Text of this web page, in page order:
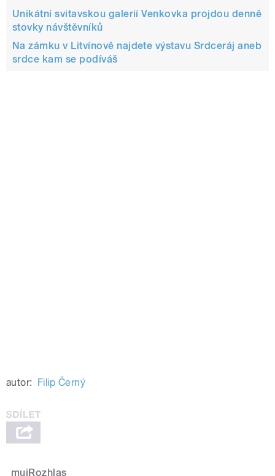
Unikátní svitavskou galerií Venkovka projdou denně
stovky návštěvníků
Na zámku v Litvínově najdete výstavu Srdceráj aneb
srdce kam se podíváš
autor: Filip Černý
mujRozhlas